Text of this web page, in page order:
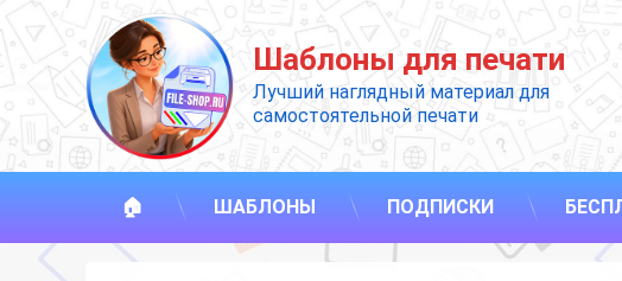
Перейти
к
содержимому
Шаблоны для печати
Лучший наглядный материал для
самостоятельной печати
🏠 ШАБЛОНЫ ПОДПИСКИ